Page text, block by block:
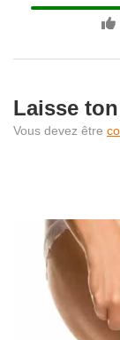
Laisse
Vous devez être